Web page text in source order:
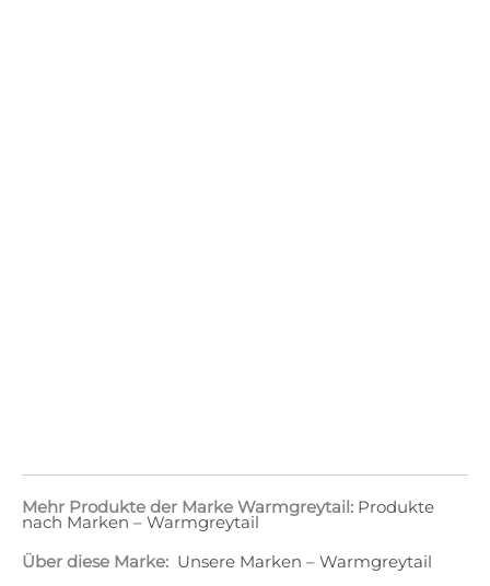
Mehr Produkte der Marke Warmgreytail: Produkte
nach Marken – Warmgreytail
Über diese Marke: Unsere Marken – Warmgreytail